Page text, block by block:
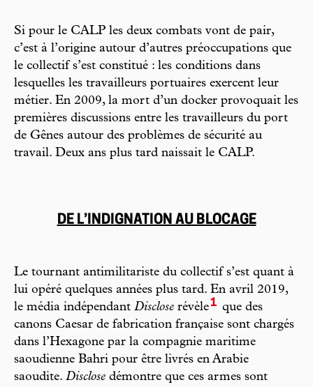
Si pour le CALP les deux combats vont de pair,
c’est à l’origine autour d’autres préoccupations que
le collectif s’est constitué : les conditions dans
lesquelles les travailleurs portuaires exercent leur
métier. En 2009, la mort d’un docker provoquait les
premières discussions entre les travailleurs du port
de Gênes autour des problèmes de sécurité au
travail. Deux ans plus tard naissait le CALP.
DE L’INDIGNATION AU BLOCAGE
Le tournant antimilitariste du collectif s’est quant à
lui opéré quelques années plus tard. En avril 2019,
le média indépendant Disclose révèle1 que des
canons Caesar de fabrication française sont chargés
dans l’Hexagone par la compagnie maritime
saoudienne Bahri pour être livrés en Arabie
saoudite. Disclose démontre que ces armes sont